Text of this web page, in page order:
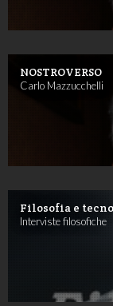
NOSTROVERSO
Carlo Mazzucchelli
Filosofia e
Interviste filosofiche